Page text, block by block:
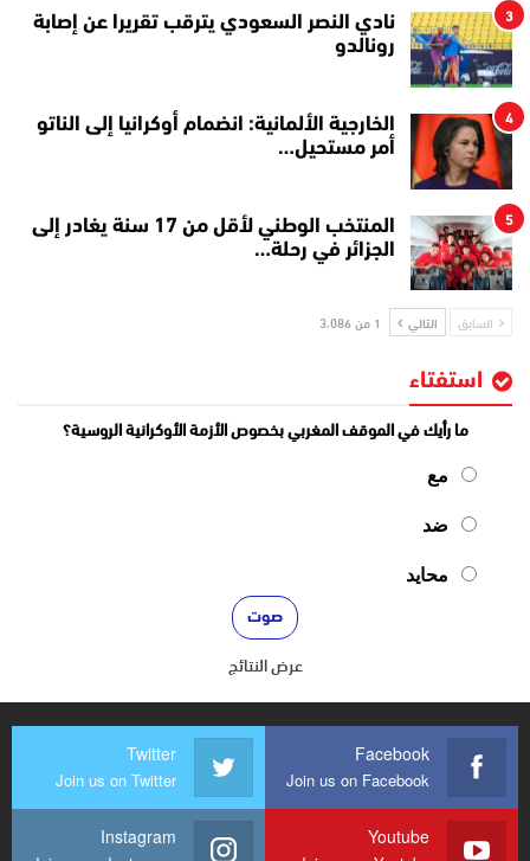
3
نادي النصر السعودي يترقب تقريرا عن إصابة
رونالدو
4
الخارجية الألمانية: انضمام أوكرانيا إلى الناتو
أمر مستحيل…
5
المنتخب الوطني لأقل من 17 سنة يغادر إلى
الجزائر في رحلة…
السابق التالي 1 من 3٬086
استفتاء
ما رأيك في الموقف المغربي بخصوص الأزمة الأوكرانية الروسية؟
مع
ضد
محايد
عرض النتائج
Facebook
Join us on Facebook
Twitter
Join us on Twitter
Youtube
Instagram